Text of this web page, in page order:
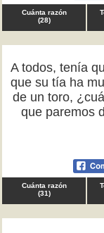
Cuánta razón
(28)
A todos, tenía
que su tía ha
de un toro,
que paremos
Cuánta razón
(31)